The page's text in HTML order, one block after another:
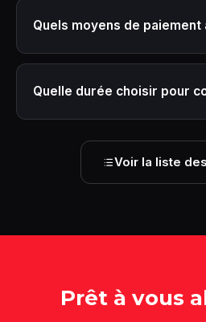
Quels moyens de
Quelle durée choisir pour
Voir la liste
Prêt à vous